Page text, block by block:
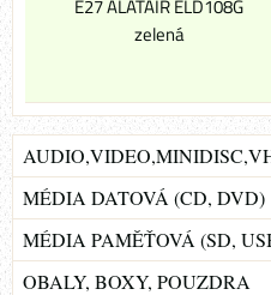
E27 ALATAIR ELD108G
zelená
MÉDIA DATOVÁ (CD, DVD)
MÉDIA PAMĚŤOVÁ (SD,
OBALY, BOXY, POUZDRA